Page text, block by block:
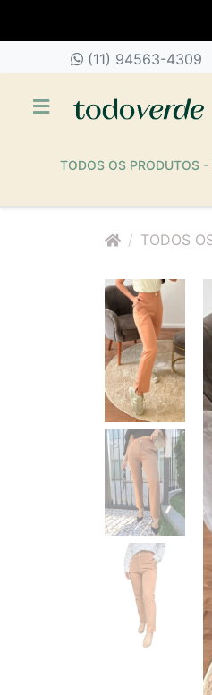
(11) 94563-4309
TODOS OS PRODUTOS -
TODOS